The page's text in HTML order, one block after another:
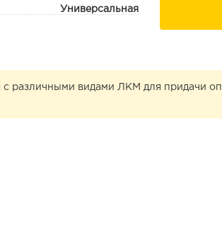
Универсальная
различными видами ЛКМ для придачи